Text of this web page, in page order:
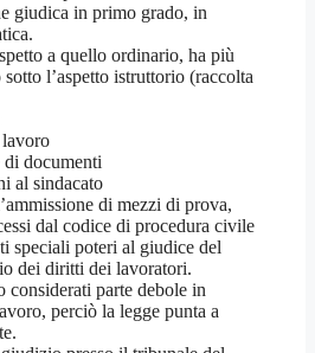
giudica in primo grado, in
a quello ordinario, ha più
l’aspetto istruttorio (raccolta
di documenti
al sindacato
di mezzi di prova,
dal codice di procedura civile
speciali poteri al giudice del
dei diritti dei lavoratori.
considerati parte debole in
perciò la legge punta a